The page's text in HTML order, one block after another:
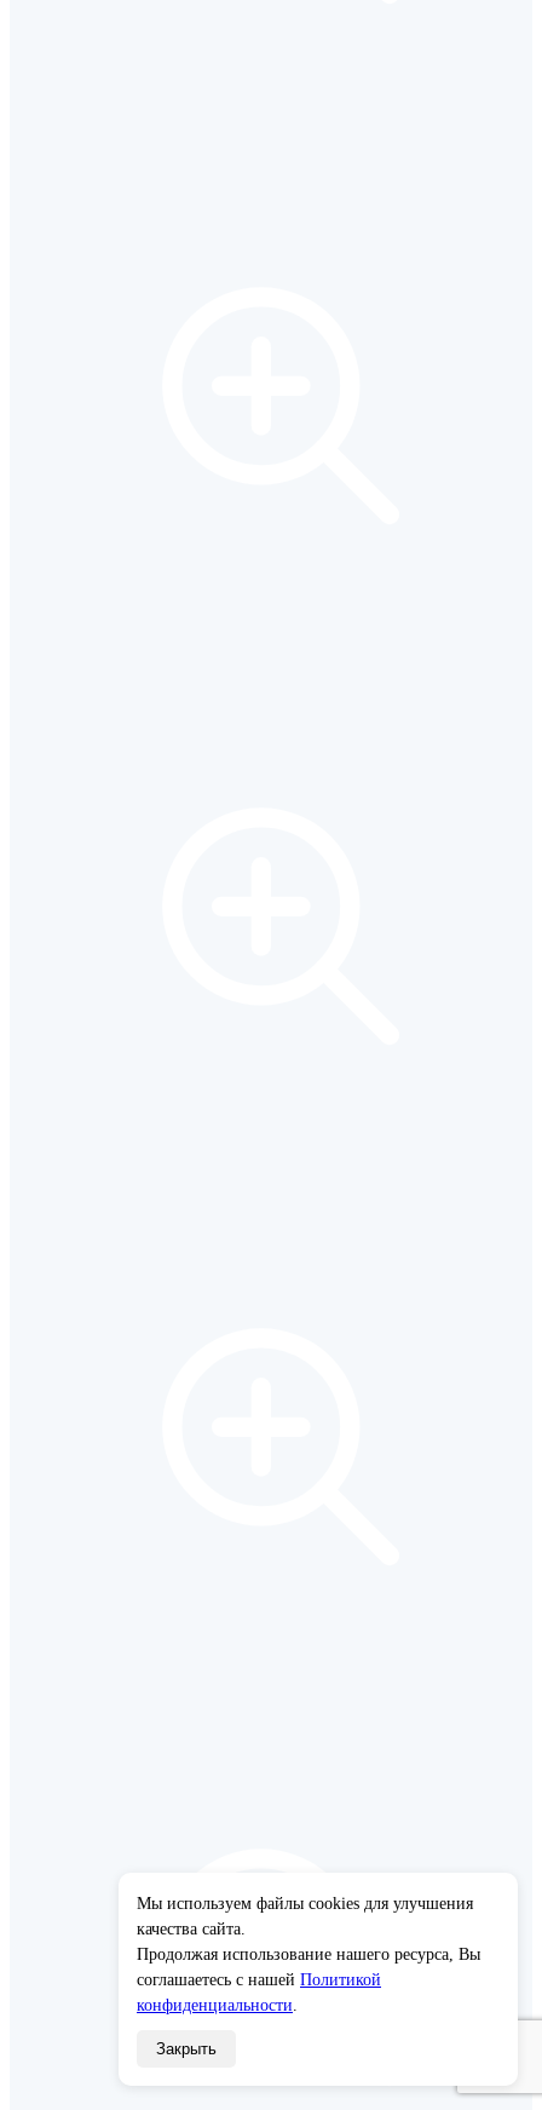
Мы используем файлы cookies для улучшения
качества сайта.
Продолжая использование нашего ресурса, Вы
соглашаетесь с нашей Политикой
конфиденциальности.
Закрыть